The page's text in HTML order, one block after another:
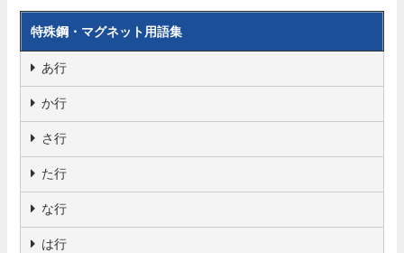
特殊鋼・マグネット用語集
あ行
か行
さ行
た行
な行
は行